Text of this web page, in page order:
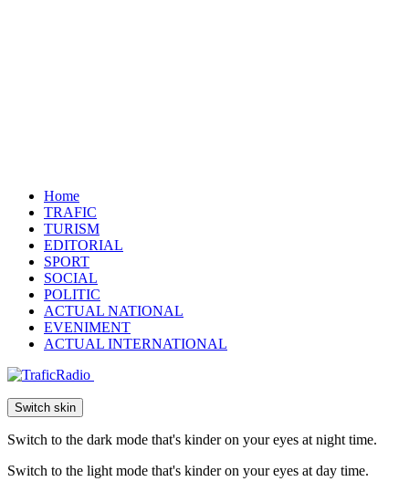
Home
TRAFIC
TURISM
EDITORIAL
SPORT
SOCIAL
POLITIC
ACTUAL NATIONAL
EVENIMENT
ACTUAL INTERNATIONAL
Switch skin
Switch to the dark mode that's kinder on your eyes at night time.
Switch to the light mode that's kinder on your eyes at day time.